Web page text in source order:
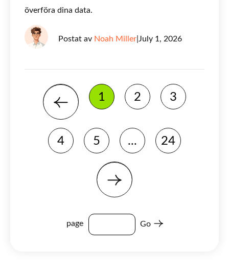
överföra dina data.
Postat av Noah Miller July 1, 2026
1 2 3
4 5 ... 24
page Go